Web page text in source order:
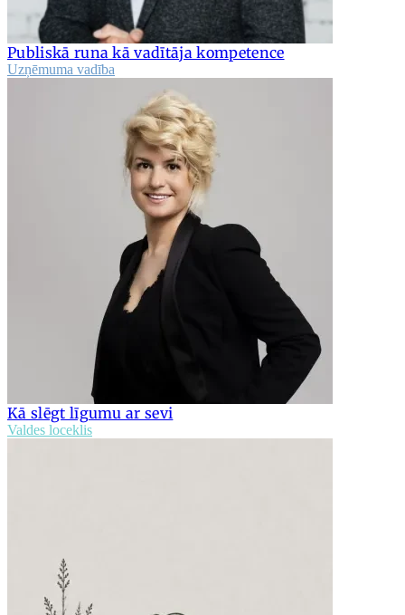
Publiskā runa kā vadītāja kompetence
Uzņēmuma vadība
Kā slēgt līgumu ar sevi
Valdes loceklis